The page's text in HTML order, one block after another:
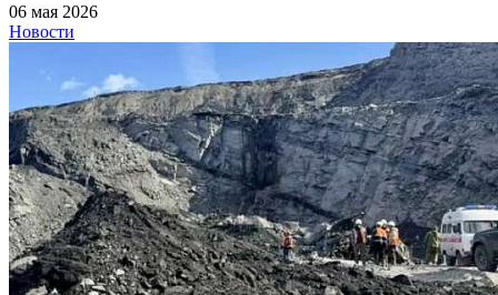
06 мая 2026
Новости